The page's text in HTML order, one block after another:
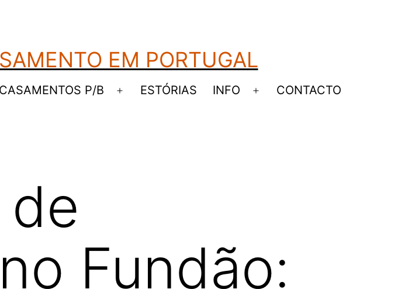
EM PORTUGAL
CASAMENTOS P/B
Abrir
ESTÓRIAS INFO
Abrir
CONTACTO
Fundão: